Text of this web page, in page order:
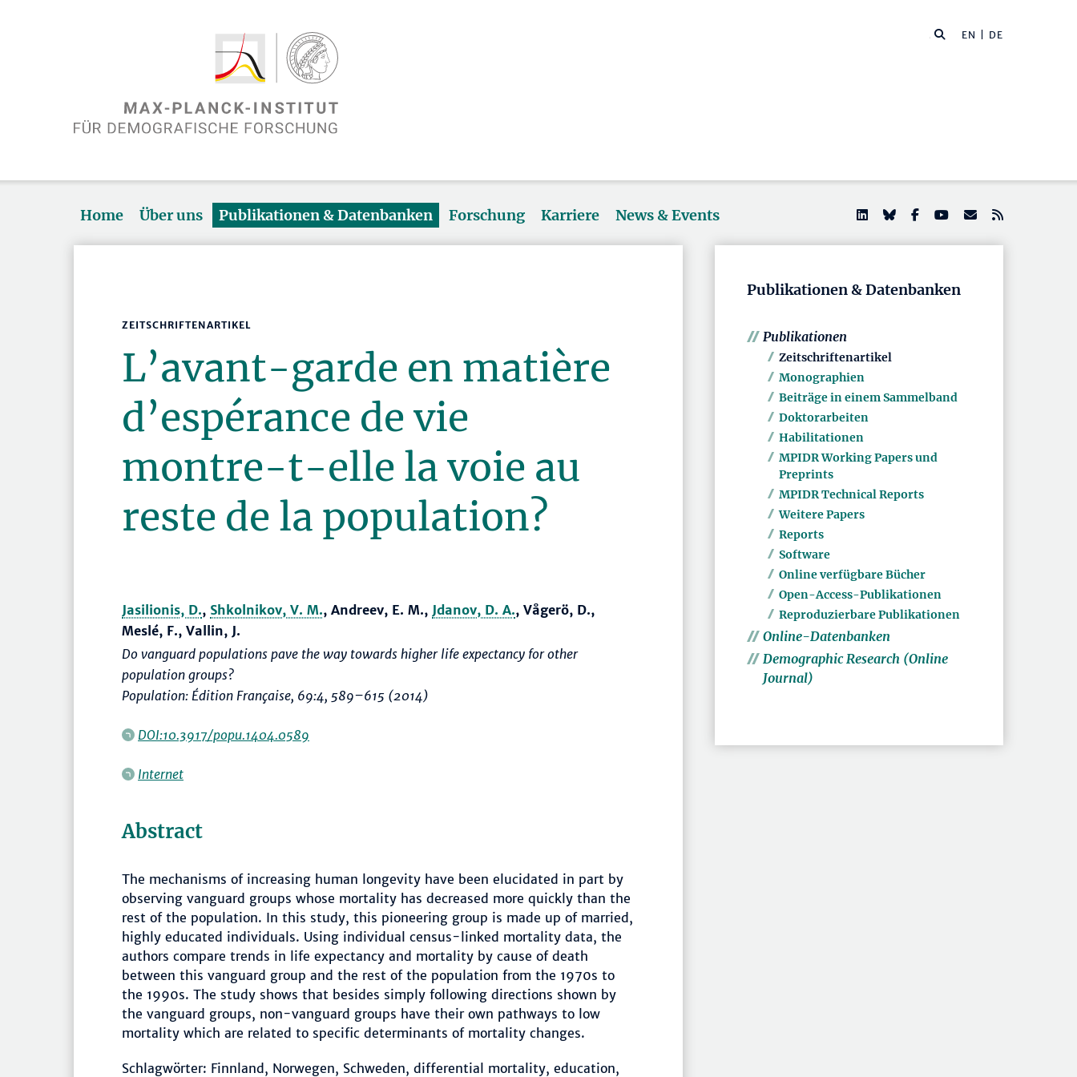
EN | DE
Home Über uns Publikationen & Datenbanken Forschung Karriere News & Events
ZEITSCHRIFTENARTIKEL
L’avant-garde en matière
d’espérance de vie
montre-t-elle la voie au
reste de la population?
Jasilionis, D., Shkolnikov, V. M., Andreev, E. M., Jdanov, D. A., Vågerö, D.,
Meslé, F., Vallin, J.
Do vanguard populations pave the way towards higher life expectancy for other
population groups?
Population: Édition Française, 69:4, 589–615 (2014)
DOI:10.3917/popu.1404.0589
Internet
Abstract
The mechanisms of increasing human longevity have been elucidated in part by
observing vanguard groups whose mortality has decreased more quickly than the
rest of the population. In this study, this pioneering group is made up of married,
highly educated individuals. Using individual census-linked mortality data, the
authors compare trends in life expectancy and mortality by cause of death
between this vanguard group and the rest of the population from the 1970s to
the 1990s. The study shows that besides simply following directions shown by
the vanguard groups, non-vanguard groups have their own pathways to low
mortality which are related to specific determinants of mortality changes.
Schlagwörter: Finnland, Norwegen, Schweden, differential mortality, education,
Publikationen & Datenbanken
Publikationen
Zeitschriftenartikel
Monographien
Beiträge in einem Sammelband
Doktorarbeiten
Habilitationen
MPIDR Working Papers und
Preprints
MPIDR Technical Reports
Weitere Papers
Reports
Software
Online verfügbare Bücher
Open-Access-Publikationen
Reproduzierbare Publikationen
Online-Datenbanken
Demographic Research (Online
Journal)